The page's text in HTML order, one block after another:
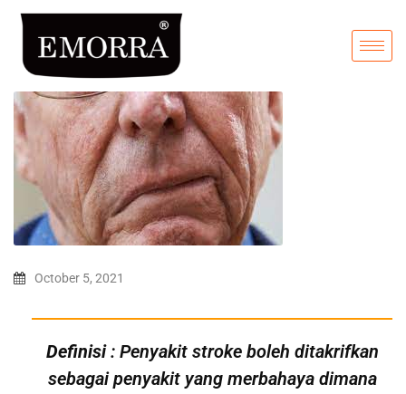
October 5, 2021
Definisi: Penyakit stroke boleh ditakrifkan
sebagai penyakit yang merbahaya dimana